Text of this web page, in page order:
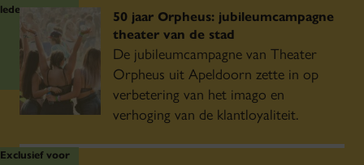
leden
50 jaar Orpheus: jubileumcampagne
theater van de stad
De jubileumcampagne van Theater
Orpheus uit Apeldoorn zette in op
verbetering van het imago en
verhoging van de klantloyaliteit.
Exclusief voor